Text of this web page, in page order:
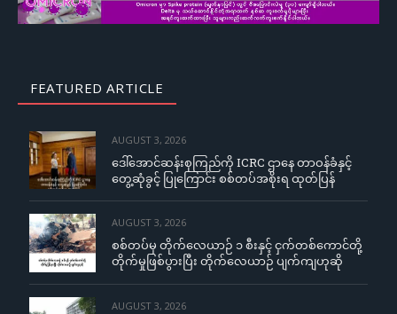
FEATURED ARTICLE
AUGUST 3, 2026
ဒေါ်အောင်ဆန်းစုကြည်ကို ICRC ဌာနေ တာဝန်ခံနှင့်
တွေ့ဆုံခွင့် ပြုကြောင်း စစ်တပ်အစိုးရ ထုတ်ပြန်
AUGUST 3, 2026
စစ်တပ်မှ တိုက်လေယာဉ် ၁ စီးနှင့် ငှက်တစ်ကောင်တို့
တိုက်မှုဖြစ်ပွားပြီး တိုက်လေယာဉ် ပျက်ကျဟုဆို
AUGUST 3, 2026